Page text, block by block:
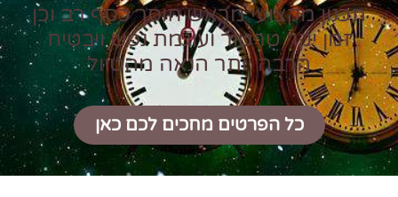
תכנון מקצועי מראש חוסך כסף רב וכן
זמן יקר טרטור ועוגמת נפש ויבטיח
הרבה יותר הנאה מהטיול
כל הפרטים מחכים לכם כאן